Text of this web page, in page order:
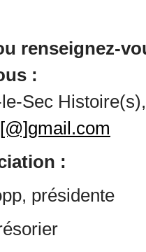
renseignez-
:
Sec Histoire(s),
:
présidente